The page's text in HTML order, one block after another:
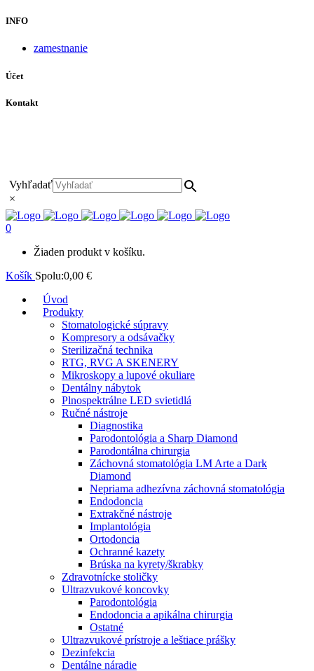
INFO
zamestnanie
Účet
Kontakt
Vyhľadať
×
0
Žiaden produkt v košíku.
Košík Spolu:0,00 €
Úvod
Produkty
Stomatologické súpravy
Kompresory a odsávačky
Sterilizačná technika
RTG, RVG A SKENERY
Mikroskopy a lupové okuliare
Dentálny nábytok
Plnospektrálne LED svietidlá
Ručné nástroje
Diagnostika
Parodontológia a Sharp Diamond
Parodontálna chirurgia
Záchovná stomatológia LM Arte a Dark
Diamond
Nepriama adhezívna záchovná stomatológia
Endodoncia
Extrakčné nástroje
Implantológia
Ortodoncia
Ochranné kazety
Brúska na kyrety/škrabky
Zdravotnícke stoličky
Ultrazvukové koncovky
Parodontológia
Endodoncia a apikálna chirurgia
Ostatné
Ultrazvukové prístroje a leštiace prášky
Dezinfekcia
Dentálne náradie